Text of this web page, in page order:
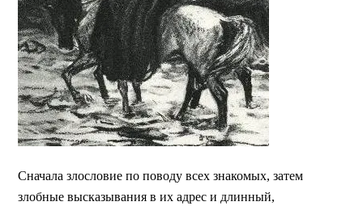
Сначала злословие по поводу всех знакомых, затем
злобные высказывания в их адрес и длинный,